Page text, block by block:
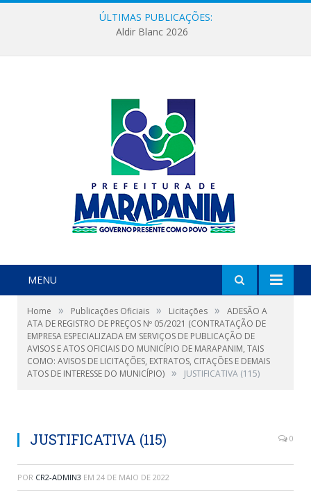
ÚLTIMAS PUBLICAÇÕES:
Aldir Blanc 2026
MENU
Home » Publicações Oficiais » Licitações »
ADESÃO A
ATA DE REGISTRO DE PREÇOS Nº 05/2021 (CONTRATAÇÃO DE
EMPRESA ESPECIALIZADA EM SERVIÇOS DE PUBLICAÇÃO DE
AVISOS E ATOS OFICIAIS DO MUNICÍPIO DE MARAPANIM, TAIS
COMO: AVISOS DE LICITAÇÕES, EXTRATOS, CITAÇÕES E DEMAIS
ATOS DE INTERESSE DO MUNICÍPIO) » JUSTIFICATIVA (115)
JUSTIFICATIVA (115) 0
POR CR2-ADMIN3 EM 24 DE MAIO DE 2022